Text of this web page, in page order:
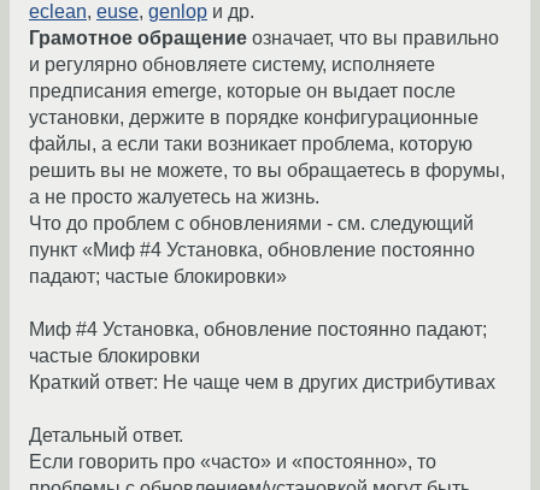
eclean, euse, genlop и др.
Грамотное обращение означает, что вы правильно
и регулярно обновляете систему, исполняете
предписания emerge, которые он выдает после
установки, держите в порядке конфигурационные
файлы, а если таки возникает проблема, которую
решить вы не можете, то вы обращаетесь в форумы,
а не просто жалуетесь на жизнь.
Что до проблем с обновлениями - см. следующий
пункт «Миф #4 Установка, обновление постоянно
падают; частые блокировки»
Миф #4 Установка, обновление постоянно падают;
частые блокировки
Краткий ответ: Не чаще чем в других дистрибутивах
Детальный ответ.
Если говорить про «часто» и «постоянно», то